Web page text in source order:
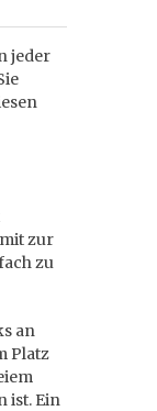
jeder
zur
zu
an
Platz
ist. Ein